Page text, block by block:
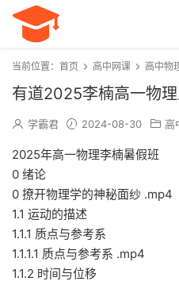
当前位置： 首页 高中网课 高中物
有道2025李楠高一物
学霸君 2024-08-30 高
2025年高一物理李楠暑假班
0 绪论
0 撩开物理学的神秘面纱 .mp4
1.1 运动的描述
1.1.1 质点与参考系
1.1.1.1 质点与参考系 .mp4
1.1.2 时间与位移